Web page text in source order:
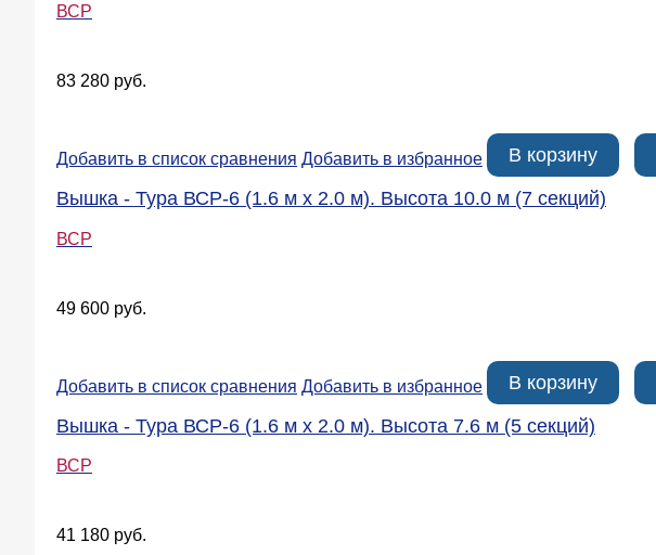
ВСР
83 280 руб.
Добавить в список сравнения Добавить в избранное В корзину
Вышка - Тура ВСР-6 (1.6 м х 2.0 м). Высота 10.0 м (7 секций)
ВСР
49 600 руб.
Добавить в список сравнения Добавить в избранное В корзину
Вышка - Тура ВСР-6 (1.6 м х 2.0 м). Высота 7.6 м (5 секций)
ВСР
41 180 руб.